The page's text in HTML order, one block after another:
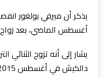
يذكر أن ميرفي بولغور
أغسطس الماضي، بعد
يشار إلى أنه تزوج الثنائي